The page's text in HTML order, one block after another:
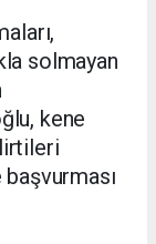
solmayan
kene